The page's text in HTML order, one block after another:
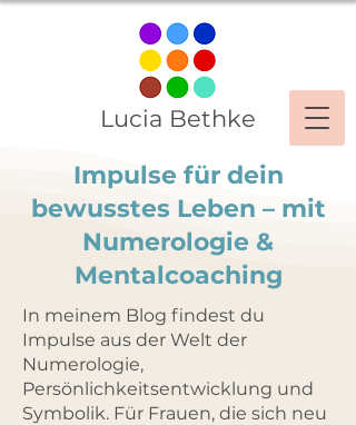
Lucia Bethke
Impulse für dein
bewusstes Leben – mit
Numerologie &
Mentalcoaching
In meinem Blog findest du
Impulse aus der Welt der
Numerologie,
Persönlichkeitsentwicklung und
Symbolik. Für Frauen, die sich neu